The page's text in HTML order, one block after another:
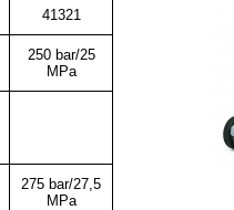
41321
250 bar/25
MPa
275 bar/27,5
MPa